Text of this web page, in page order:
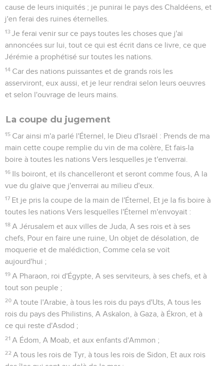
cause de leurs iniquités ; je punirai le pays des Chaldéens, et
j'en ferai des ruines éternelles.
13 Je ferai venir sur ce pays toutes les choses que j'ai
annoncées sur lui, tout ce qui est écrit dans ce livre, ce que
Jérémie a prophétisé sur toutes les nations.
14 Car des nations puissantes et de grands rois les
asserviront, eux aussi, et je leur rendrai selon leurs oeuvres
et selon l'ouvrage de leurs mains.
La coupe du jugement
15 Car ainsi m'a parlé l'Éternel, le Dieu d'Israël : Prends de ma
main cette coupe remplie du vin de ma colère, Et fais-la
boire à toutes les nations Vers lesquelles je t'enverrai.
16 Ils boiront, et ils chancelleront et seront comme fous, A la
vue du glaive que j'enverrai au milieu d'eux.
17 Et je pris la coupe de la main de l'Éternel, Et je la fis boire à
toutes les nations Vers lesquelles l'Éternel m'envoyait :
18 A Jérusalem et aux villes de Juda, A ses rois et à ses
chefs, Pour en faire une ruine, Un objet de désolation, de
moquerie et de malédiction, Comme cela se voit
aujourd'hui ;
19 A Pharaon, roi d'Égypte, A ses serviteurs, à ses chefs, et à
tout son peuple ;
20 A toute l'Arabie, à tous les rois du pays d'Uts, A tous les
rois du pays des Philistins, A Askalon, à Gaza, à Ékron, et à
ce qui reste d'Asdod ;
21 A Édom, A Moab, et aux enfants d'Ammon ;
22 A tous les rois de Tyr, à tous les rois de Sidon, Et aux rois